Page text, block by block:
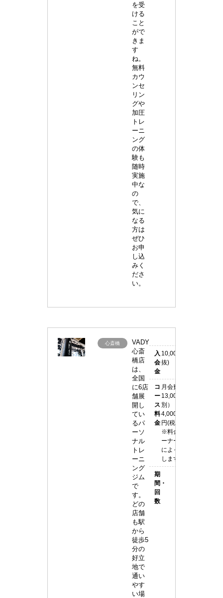
を受
ける
こと
がで
きま
す
ね。
無料
カウ
ンセ
リン
グや
加圧
トレ
ーニ
ング
の体
験も
随時
実施
中な
の
で、
気に
なる
方は
ぜひ
お申
し込
みく
ださ
い。
心斎橋
VADY(バ
デ
ィ
ー)
心
斎
橋
店
VADY
心斎
橋店
は、
全国
に6店
舗展
開し
てい
るパ
ーソ
ナル
トレ
ーニ
ング
ジム
で
す。
どの
店舗
も駅
から
徒歩5
分の
好立
地で
通い
やす
い場
入
会
金
10,000円(税
抜)
コ
ー
ス
料
金
月会費
13,000円（税
別）
4,000~6,000
円(税別) / 回
※料金はトレ
ーナーランク
によって変動
します。
期
間・
回
数